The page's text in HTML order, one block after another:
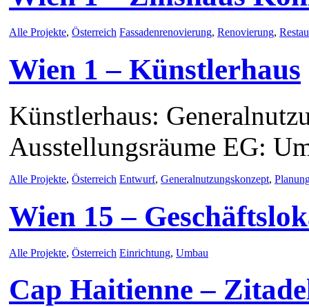
Alle Projekte, Österreich Fassadenrenovierung, Renovierung,
Wien 1 – Künstlerhaus
Künstlerhaus:
Ausstellungsräume EG:
Alle Projekte, Österreich Entwurf, Generalnutzungskonzept,
Wien 15 –
Alle Projekte, Österreich Einrichtung, Umbau
Cap Haitienne –